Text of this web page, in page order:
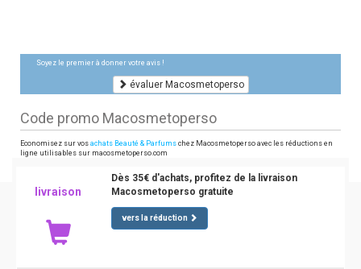
Soyez le premier à donner votre avis !
évaluer Macosmetoperso
Code promo Macosmetoperso
Economisez sur vos achats Beauté & Parfums chez Macosmetoperso avec les réductions en
ligne utilisables sur macosmetoperso.com
livraison
Dès 35€ d'achats, profitez de la livraison
Macosmetoperso gratuite
vers la réduction